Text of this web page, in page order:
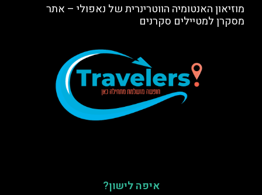
מוזיאון האנטומיה הווטרינרית של נאפולי – אתר
מסקרן למטיילים סקרנים
איפה לישון?